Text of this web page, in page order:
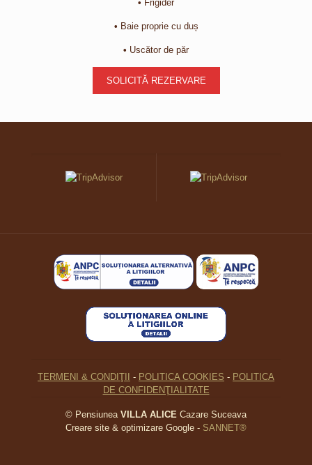
• Frigider
• Baie proprie cu duș
• Uscător de păr
SOLICITĂ REZERVARE
TERMENI & CONDIŢII - POLITICA COOKIES - POLITICA
DE CONFIDENŢIALITATE
© Pensiunea VILLA ALICE Cazare Suceava
Creare site & optimizare Google - SANNET®